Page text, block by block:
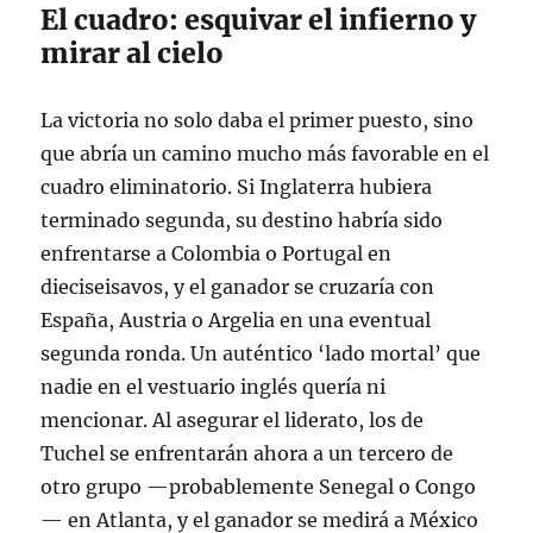
El cuadro: esquivar el infierno y
mirar al cielo
La victoria no solo daba el primer puesto, sino
que abría un camino mucho más favorable en el
cuadro eliminatorio. Si Inglaterra hubiera
terminado segunda, su destino habría sido
enfrentarse a Colombia o Portugal en
dieciseisavos, y el ganador se cruzaría con
España, Austria o Argelia en una eventual
segunda ronda. Un auténtico ‘lado mortal’ que
nadie en el vestuario inglés quería ni
mencionar. Al asegurar el liderato, los de
Tuchel se enfrentarán ahora a un tercero de
otro grupo —probablemente Senegal o Congo
— en Atlanta, y el ganador se medirá a México